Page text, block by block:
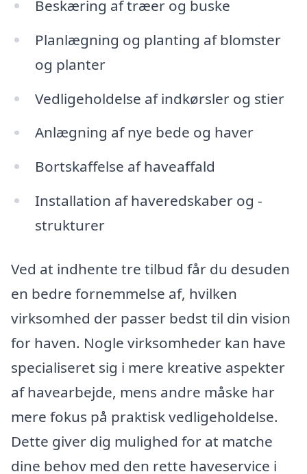
Beskæring af træer og buske
Planlægning og planting af blomster
og planter
Vedligeholdelse af indkørsler og stier
Anlægning af nye bede og haver
Bortskaffelse af haveaffald
Installation af haveredskaber og -
strukturer
Ved at indhente tre tilbud får du desuden
en bedre fornemmelse af, hvilken
virksomhed der passer bedst til din vision
for haven. Nogle virksomheder kan have
specialiseret sig i mere kreative aspekter
af havearbejde, mens andre måske har
mere fokus på praktisk vedligeholdelse.
Dette giver dig mulighed for at matche
dine behov med den rette haveservice i